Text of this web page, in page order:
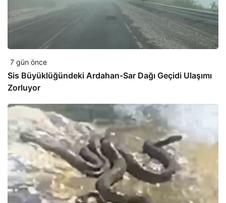
7 gün önce
Sis Büyüklüğündeki Ardahan-Sar Dağı Geçidi Ulaşımı
Zorluyor